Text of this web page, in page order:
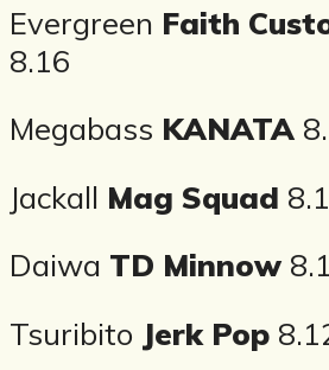
Evergreen Faith
8.16
Megabass KANATA
Jackall Mag Squad
Daiwa TD Minnow
Tsuribito Jerk Pop